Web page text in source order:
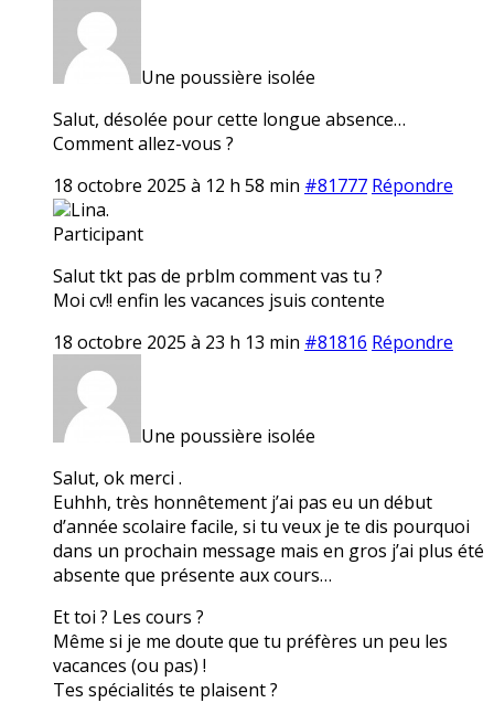
Une poussière isolée
Salut, désolée pour cette longue absence…
Comment allez-vous ?
18 octobre 2025 à 12 h 58 min #81777 Répondre
Lina.
Participant
Salut tkt pas de prblm comment vas tu ?
Moi cv!! enfin les vacances jsuis contente
18 octobre 2025 à 23 h 13 min #81816 Répondre
Une poussière isolée
Salut, ok merci .
Euhhh, très honnêtement j’ai pas eu un début
d’année scolaire facile, si tu veux je te dis pourquoi
dans un prochain message mais en gros j’ai plus été
absente que présente aux cours…
Et toi ? Les cours ?
Même si je me doute que tu préfères un peu les
vacances (ou pas) !
Tes spécialités te plaisent ?